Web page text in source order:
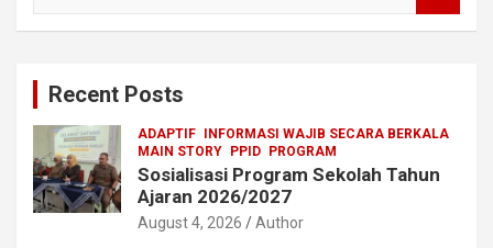
Recent Posts
ADAPTIF
INFORMASI WAJIB SECARA BERKALA
MAIN STORY
PPID PROGRAM
Sosialisasi Program Sekolah Tahun
Ajaran 2026/2027
August 4, 2026 Author